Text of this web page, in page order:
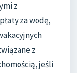
z
za wodę,
z
jeśli